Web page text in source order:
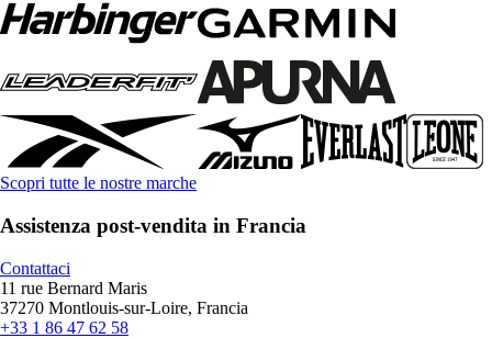
Scopri tutte le nostre marche
Assistenza post-vendita in Francia
Contattaci
11 rue Bernard Maris
37270 Montlouis-sur-Loire, Francia
+33 1 86 47 62 58